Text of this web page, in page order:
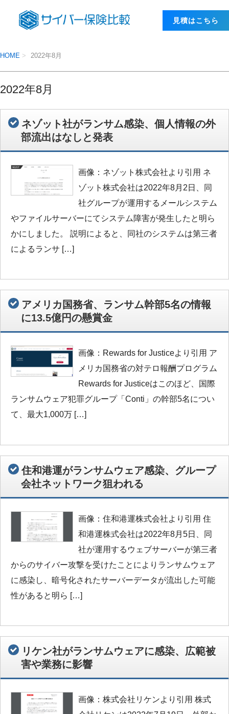
⾒積はこちら
HOME 2022年8月
2022年8月
ネゾット社がランサム感染、個人情報の外
部流出はなしと発表
画像：ネゾット株式会社より引用 ネ
ゾット株式会社は2022年8月2日、同
社グループが運用するメールシステム
やファイルサーバーにてシステム障害が発生したと明ら
かにしました。 説明によると、同社のシステムは第三者
によるランサ […]
アメリカ国務省、ランサム幹部5名の情報
に13.5億円の懸賞金
画像：Rewards for Justiceより引用 ア
メリカ国務省の対テロ報酬プログラム
Rewards for Justiceはこのほど、国際
ランサムウェア犯罪グループ「Conti」の幹部5名につい
て、最大1,000万 […]
住和港運がランサムウェア感染、グループ
会社ネットワーク狙われる
画像：住和港運株式会社より引用 住
和港運株式会社は2022年8月5日、同
社が運用するウェブサーバーが第三者
からのサイバー攻撃を受けたことによりランサムウェア
に感染し、暗号化されたサーバーデータが流出した可能
性があると明ら […]
リケン社がランサムウェアに感染、広範被
害や業務に影響
画像：株式会社リケンより引用 株式